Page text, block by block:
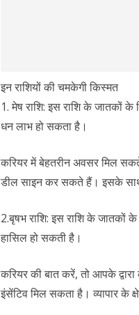
इन राशियों की चमकेगी किस्मत
1. मेष राशि: इस राशि के जातकों
धन लाभ हो सकता है।
करियर में बेहतरीन अवसर मिल
डील साइन कर सकते हैं। इसके साथ
2.बृषभ राशि: इस राशि के जातकों
हासिल हो सकती है।
करियर की बात करें, तो आपके
इंसेंटिव मिल सकता है। व्यापार के